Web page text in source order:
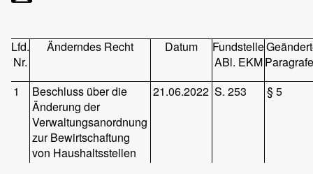
Lfd.
Nr.
Änderndes Recht Datum
Fundstelle
ABl. EKM
1
Beschluss über die
Änderung der
Verwaltungsanordnung
zur Bewirtschaftung
von Haushaltsstellen
21.06.2022 S. 253 § 5